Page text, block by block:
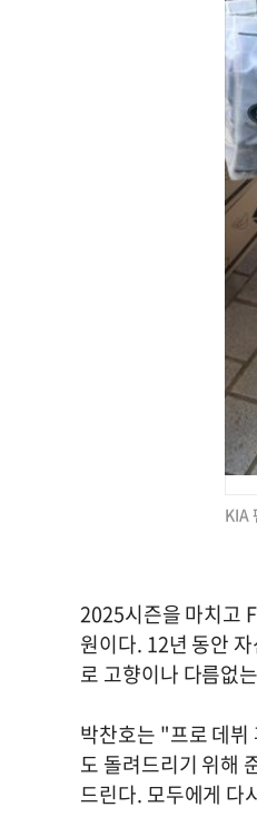
KIA
2025시즌을 마치고
원이다. 12년 동안
로 고향이나 다름없
박찬호는 "프로 데뷔
도 돌려드리기 위해
드린다. 모두에게 다